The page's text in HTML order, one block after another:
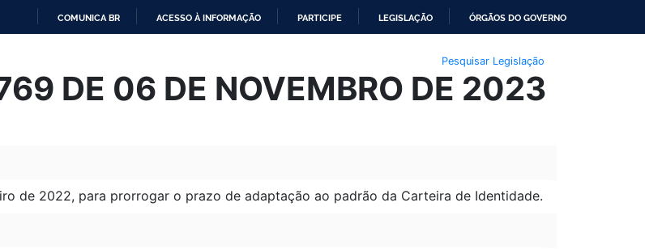
O
CONTEÚDO
COMUNICA BR ACESSO À INFORMAÇÃO PARTICIPE LEGISLAÇÃO ÓRGÃOS DO GOVERNO
Pesquisar Legislação
DE 06 DE NOVEMBRO DE 2023
de 2022, para prorrogar o prazo de adaptação ao padrão da Carteira de Identidade.